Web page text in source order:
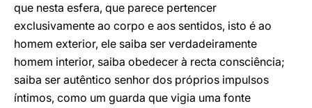
que nesta esfera, que parece pertencer
exclusivamente ao corpo e aos sentidos, isto é ao
homem exterior, ele saiba ser verdadeiramente
homem interior, saiba obedecer à recta consciência;
saiba ser autêntico senhor dos próprios impulsos
íntimos, como um guarda que vigia uma fonte